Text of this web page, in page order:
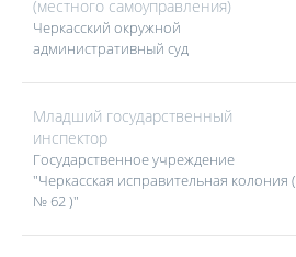
(местного самоуправления)
Черкасский окружной
административный суд
Младший государственный
инспектор
Государственное учреждение
"Черкасская исправительная колония (
№ 62 )"